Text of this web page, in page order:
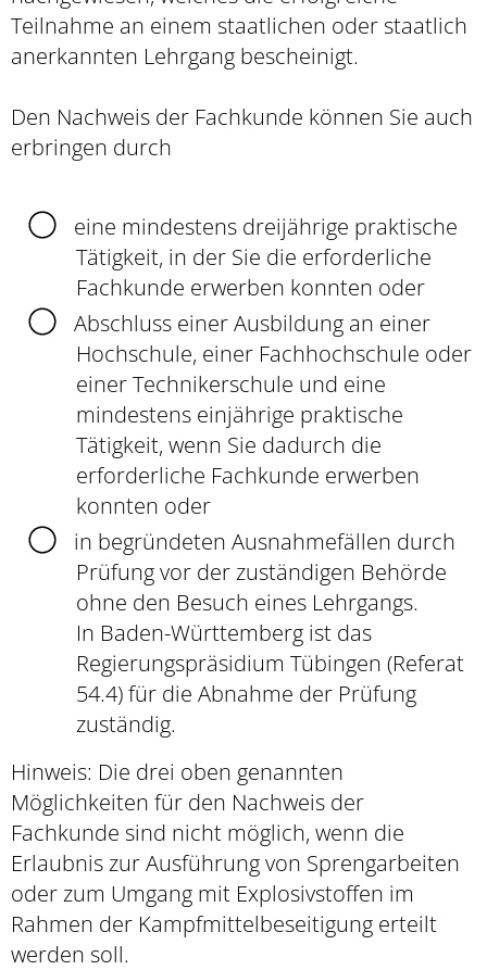
Teilnahme an einem staatlichen oder staatlich
anerkannten Lehrgang bescheinigt.
Den Nachweis der Fachkunde können Sie auch
erbringen durch
eine mindestens dreijährige praktische
Tätigkeit, in der Sie die erforderliche
Fachkunde erwerben konnten oder
Abschluss einer Ausbildung an einer
Hochschule, einer Fachhochschule oder
einer Technikerschule und eine
mindestens einjährige praktische
Tätigkeit, wenn Sie dadurch die
erforderliche Fachkunde erwerben
konnten oder
in begründeten Ausnahmefällen durch
Prüfung vor der zuständigen Behörde
ohne den Besuch eines Lehrgangs.
In Baden-Württemberg ist das
Regierungspräsidium Tübingen (Referat
54.4) für die Abnahme der Prüfung
zuständig.
Hinweis: Die drei oben genannten
Möglichkeiten für den Nachweis der
Fachkunde sind nicht möglich, wenn die
Erlaubnis zur Ausführung von Sprengarbeiten
oder zum Umgang mit Explosivstoffen im
Rahmen der Kampfmittelbeseitigung erteilt
werden soll.